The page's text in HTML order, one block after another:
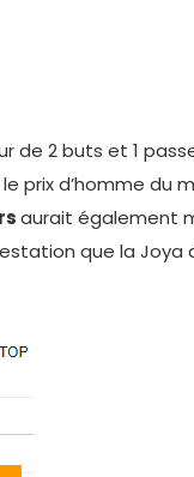
de 2 buts et 1
prix d’homme du
aurait également
que la